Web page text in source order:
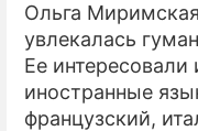
Ольга
увлекалась
Ее интересовали
иностранные
французский,